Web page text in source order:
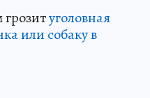
уголовная
или собаку в